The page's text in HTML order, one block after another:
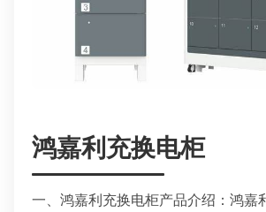
鸿嘉利充换电柜
一、鸿嘉利充换电柜产品介绍：鸿嘉